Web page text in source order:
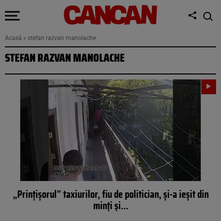
Acasă » stefan razvan manolache
STEFAN RAZVAN MANOLACHE
„Prinţişorul” taxiurilor, fiu de politician, şi-a ieşit din
minţi şi…